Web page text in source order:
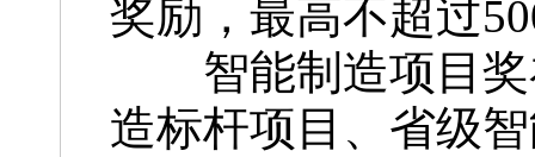
奖励，最高不超过
智能制造项目奖
造标杆项目、省级